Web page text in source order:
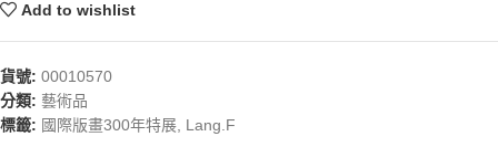
Add to wishlist
貨號: 00010570
分類: 藝術品
標籤: 國際版畫300年特展, Lang.F